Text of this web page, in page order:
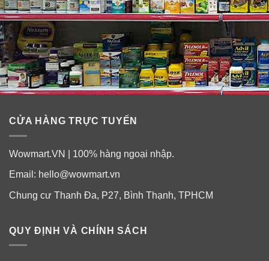
CỬA HÀNG TRỰC TUYẾN
Wowmart.VN | 100% hàng ngoại nhập.
Email: hello@wowmart.vn
Chung cư Thanh Đa, P27, Bình Thạnh, TPHCM
QUY ĐỊNH VÀ CHÍNH SÁCH